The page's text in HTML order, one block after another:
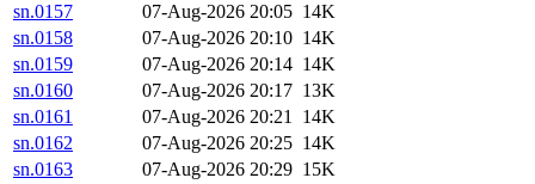
sn.0157
07-Aug-2026 20:05 14K
sn.0158
07-Aug-2026 20:10 14K
sn.0159
07-Aug-2026 20:14 14K
sn.0160
07-Aug-2026 20:17 13K
sn.0161
07-Aug-2026 20:21 14K
sn.0162
07-Aug-2026 20:25 14K
sn.0163
07-Aug-2026 20:29 15K